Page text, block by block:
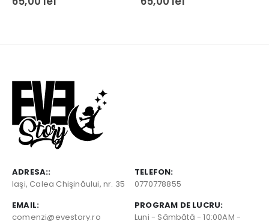
ADRESA::
Iaşi, Calea Chişinăului, nr. 35
TELEFON:
0770778855
EMAIL:
comenzi@evestory.ro
PROGRAM DE LUCRU:
Luni - Sâmbătă - 10:00AM -